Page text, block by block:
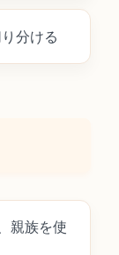
分ける
親族を使